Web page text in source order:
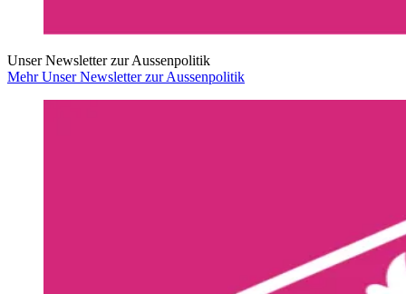
Unser Newsletter zur Aussenpolitik
Mehr Unser Newsletter zur Aussenpolitik